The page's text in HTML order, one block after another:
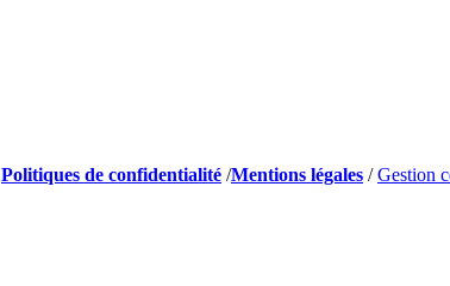
Politiques de confidentialité /Mentions légales /Gestion